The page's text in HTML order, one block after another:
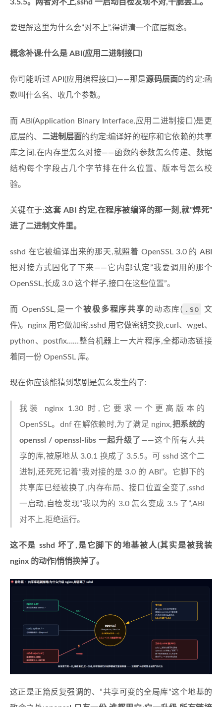
3.5.5。两者对不上,sshd 一启动自检发现不对,干脆罢工。
要理解这里为什么会”对不上”,得讲清一个底层概念。
概念补课:什么是 ABI(应用二进制接口)
你可能听过 API(应用编程接口)——那是源码层面的约定:函
数叫什么名、收几个参数。
而 ABI(Application Binary Interface,应用二进制接口)是更
底层的、 二进制层面的约定:编译好的程序和它依赖的共享
库之间,在内存里怎么对接——函数的参数怎么传递、数据
结构每个字段占几个字节排在什么位置、版本号怎么校
验。
关键在于:这套 ABI 约定,在程序被编译的那一刻,就”焊死”
进了二进制文件里。
sshd 在它被编译出来的那天,就照着 OpenSSL 3.0 的 ABI
把对接方式固化了下来——它内部认定”我要调用的那个
OpenSSL,长成 3.0 这个样子,接口在这些位置”。
而 OpenSSL,是一个被极多程序共享 的动态库( .so
文
件)。nginx 用它做加密,sshd 用它做密钥交换,curl、wget、
python、postfix……整台机器上一大片程序,全都动态链接
着同一份 OpenSSL 库。
现在你应该能猜到悲剧是怎么发生的了:
我装 nginx 1.30 时,它要求一个更高版本的
OpenSSL。dnf 在解依赖时,为了满足 nginx,把系统的
openssl / openssl-libs 一起升级了 ——这个所有人共
享的库,被原地从 3.0.1 换成了 3.5.5。可 sshd 这个二
进制,还死死记着”我对接的是 3.0 的 ABI”。它脚下的
共享库已经被换了,内存布局、接口位置全变了,sshd
一启动,自检发现”我以为的 3.0 怎么变成 3.5 了”,ABI
对不上,拒绝运行。
这不是 sshd 坏了,是它脚下的地基被人(其实是被我装
nginx 的动作)悄悄换掉了。
这正是正篇反复强调的、”共享可变的全局库”这个地基的